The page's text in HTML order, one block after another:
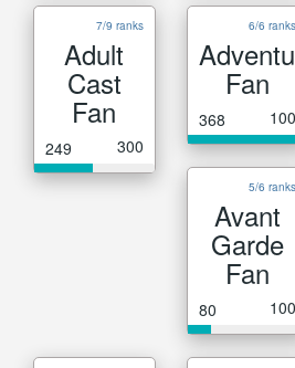
7/9 ranks
Adult
Cast
Fan
249 300
6/6 ranks
Fan
368 100
5/6 ranks
Avant
Garde
Fan
80 100